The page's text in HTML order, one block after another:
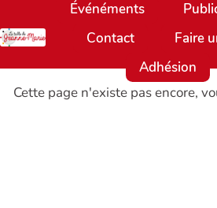
Aller au contenu principal
Événéments
Contact
Faire
Adhésion
Cette page n'existe pas encore,